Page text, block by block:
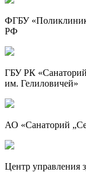
ФГБУ
РФ
ГБУ РК «Санаторий
им. Гелиловичей»
АО «Санаторий
Центр управления